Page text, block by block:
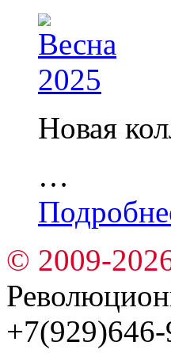
Новая
…
© 2009-